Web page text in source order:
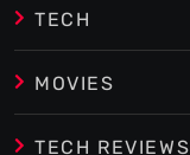
TECH
MOVIES
TECH REVIEWS